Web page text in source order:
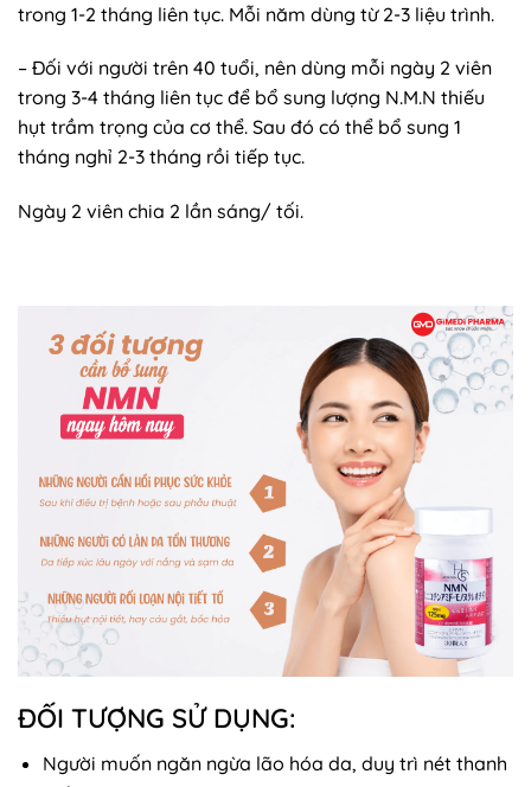
trong 1-2 tháng liên tục. Mỗi năm dùng từ 2-3 liệu trình.
– Đối với người trên 40 tuổi, nên dùng mỗi ngày 2 viên
trong 3-4 tháng liên tục để bổ sung lượng N.M.N thiếu
hụt trầm trọng của cơ thể. Sau đó có thể bổ sung 1
tháng nghỉ 2-3 tháng rồi tiếp tục.
Ngày 2 viên chia 2 lần sáng/ tối.
ĐỐI TƯỢNG SỬ DỤNG:
Người muốn ngăn ngừa lão hóa da, duy trì nét thanh